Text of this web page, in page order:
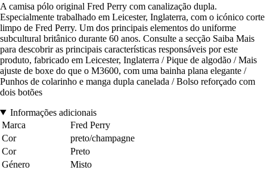
A camisa pólo original Fred Perry com canalização dupla.
Especialmente trabalhado em Leicester, Inglaterra, com o icónico corte
limpo de Fred Perry. Um dos principais elementos do uniforme
subcultural britânico durante 60 anos. Consulte a secção Saiba Mais
para descobrir as principais características responsáveis por este
produto, fabricado em Leicester, Inglaterra / Pique de algodão / Mais
ajuste de boxe do que o M3600, com uma bainha plana elegante /
Punhos de colarinho e manga dupla canelada / Bolso reforçado com
dois botões
Informações adicionais
Marca
Fred Perry
Cor
preto/champagne
Cor
Preto
Género
Misto